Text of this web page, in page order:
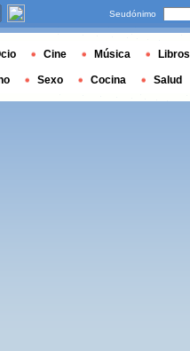
Seudónimo
Cine Música Libros
Sexo Cocina Salud